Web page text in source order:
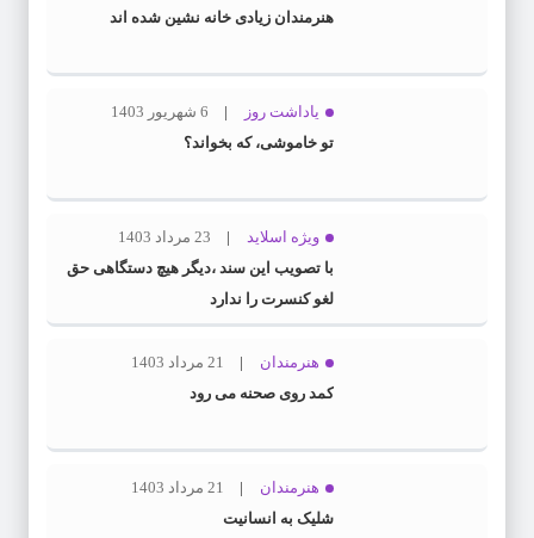
هنرمندان زیادی خانه نشین شده اند
یاداشت روز
6 شهریور 1403
تو خاموشی، که بخواند؟
ویژه اسلاید
23 مرداد 1403
با تصویب این سند ،دیگر هیچ دستگاهی حق
لغو کنسرت را ندارد
هنرمندان
21 مرداد 1403
کمد روی صحنه می رود
هنرمندان
21 مرداد 1403
شلیک به انسانیت